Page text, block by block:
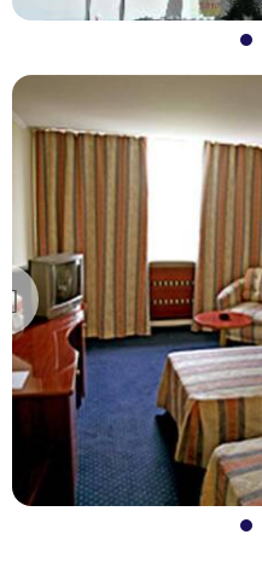
Previous